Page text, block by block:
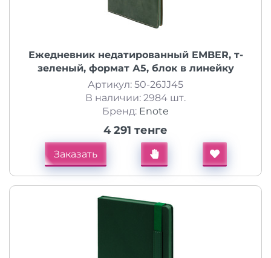
Ежедневник недатированный EMBER, т-
зеленый, формат А5, блок в линейку
Артикул: 50-26JJ45
В наличии: 2984 шт.
Бренд: Enote
4 291 тенге
Заказать